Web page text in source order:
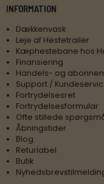
INFORMATION
Dækkenvask
Leje af Hestetrailer
Kæphestebane hos
Finansiering
Handels- og
Support /
Fortrydelsesret
Fortrydelsesformular
Ofte stillede
Åbningstider
Blog
Returlabel
Butik